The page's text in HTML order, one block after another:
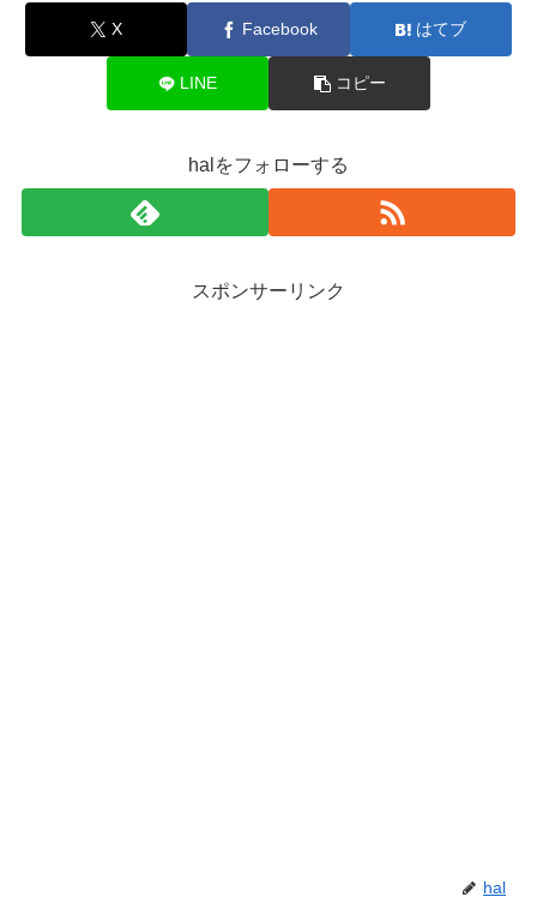
X Facebook はてブ
LINE コピー
halをフォローする
スポンサーリンク
hal